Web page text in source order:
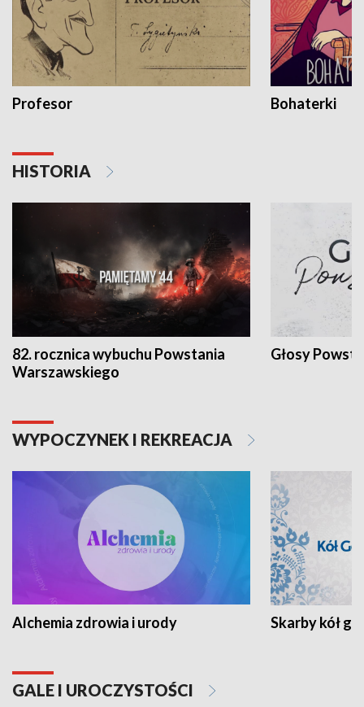
Profesor Bohaterki
HISTORIA
82. rocznica wybuchu Powstania
Warszawskiego
Głosy
WYPOCZYNEK I REKREACJA
Alchemia zdrowia i urody Skarby kół
GALE I UROCZYSTOŚCI